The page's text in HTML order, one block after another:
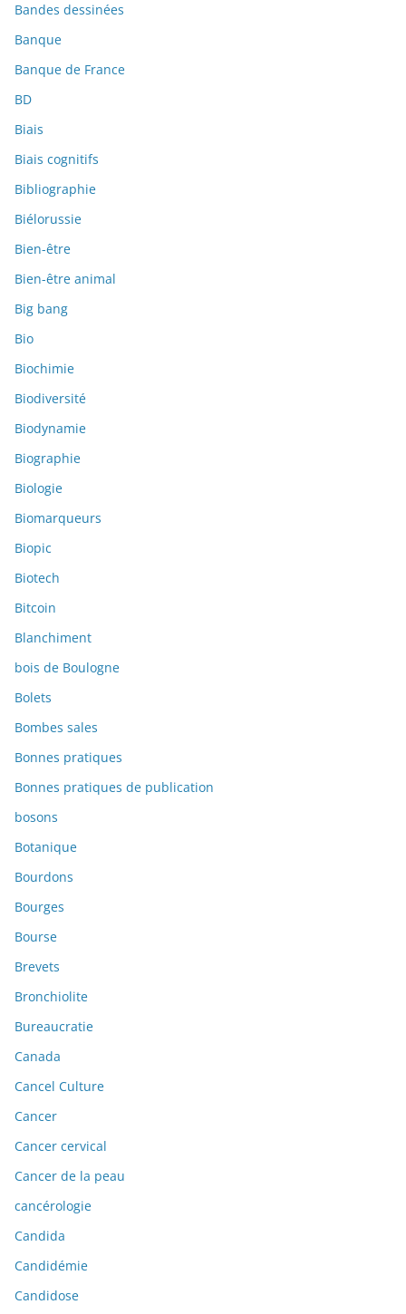
Bandes dessinées
Banque
Banque de France
BD
Biais
Biais cognitifs
Bibliographie
Biélorussie
Bien-être
Bien-être animal
Big bang
Bio
Biochimie
Biodiversité
Biodynamie
Biographie
Biologie
Biomarqueurs
Biopic
Biotech
Bitcoin
Blanchiment
bois de Boulogne
Bolets
Bombes sales
Bonnes pratiques
Bonnes pratiques de publication
bosons
Botanique
Bourdons
Bourges
Bourse
Brevets
Bronchiolite
Bureaucratie
Canada
Cancel Culture
Cancer
Cancer cervical
Cancer de la peau
cancérologie
Candida
Candidémie
Candidose